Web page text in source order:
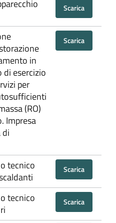
Scarica
in
di esercizio
per
(RO)
Impresa
di
Scarica
tecnico
Scarica
tecnico
Scarica